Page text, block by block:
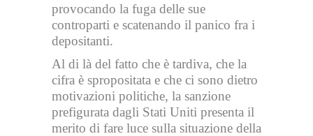
provocando la fuga delle sue
controparti e scatenando il panico fra i
depositanti.
Al di là del fatto che è tardiva, che la
cifra è spropositata e che ci sono dietro
motivazioni politiche, la sanzione
prefigurata dagli Stati Uniti presenta il
merito di fare luce sulla situazione della